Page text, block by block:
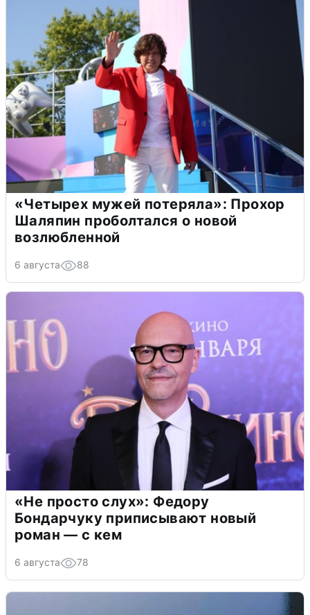
«Четырех мужей потеряла»: Прохор
Шаляпин проболтался о новой
возлюбленной
6 августа 88
«Не просто слух»: Федору
Бондарчуку приписывают новый
роман — с кем
6 августа 78